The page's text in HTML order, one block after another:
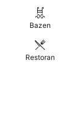
Bazen
Restoran